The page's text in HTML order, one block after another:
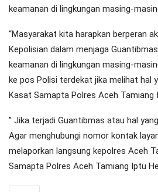
keamanan di lingkungan masing-
“Masyarakat kita harapkan berperan
Kepolisian dalam menjaga
keamanan di lingkungan masing-
ke pos Polisi terdekat jika melihat hal
Kasat Samapta Polres Aceh Tamiang
” Jika terjadi Guantibmas atau hal
Agar menghubungi nomor kontak
melaporkan langsung kepolres Aceh
Samapta Polres Aceh Tamiang Iptu